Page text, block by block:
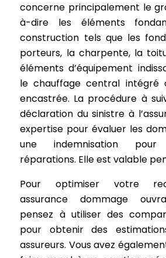
concerne principalement le
à-dire les éléments
construction tels que les
porteurs, la charpente, la
éléments d’équipement
le chauffage central intégré
encastrée. La procédure à
déclaration du sinistre à
expertise pour évaluer les
une indemnisation
réparations. Elle est valable
Pour optimiser votre
assurance dommage
pensez à utiliser des
pour obtenir des
assureurs. Vous avez